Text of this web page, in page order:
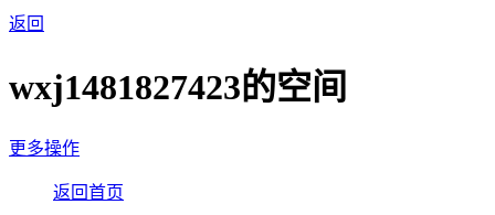
返回
wxj1481827423的空间
更多操作
返回首页